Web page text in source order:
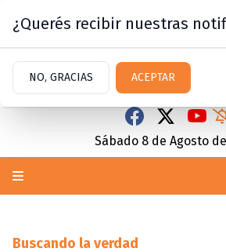
Sábado 8 de Agosto
Buscando la verdad
¿Querés recibir nuestras
NO, GRACIAS ACEPTAR